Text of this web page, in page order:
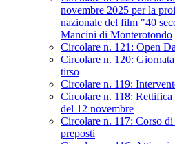
novembre 2025 per la
nazionale del film "40
Mancini di Monterotondo
Circolare n. 121: Open
Circolare n. 120:
tirso
Circolare n. 119:
Circolare n. 118:
del 12 novembre
Circolare n. 117: Corso
preposti